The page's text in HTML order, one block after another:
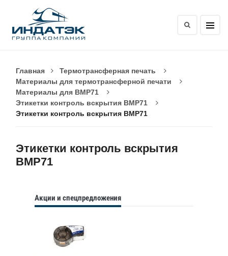
Главная
Термотрансферная печать
Материалы для термотрансферной печати
Материалы для BMP71
Этикетки контроль вскрытия BMP71
Этикетки контроль вскрытия BMP71
Этикетки контроль вскрытия
BMP71
Акции и спецпредложения